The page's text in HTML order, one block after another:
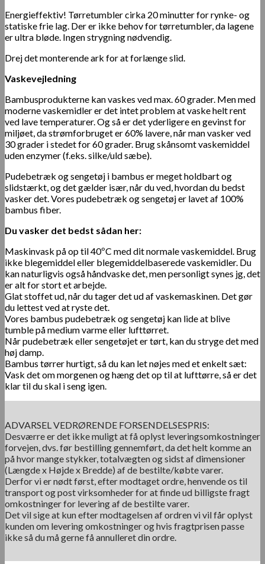
Energieffektiv! Tørretumbler cirka 20 minutter for rynke- og
statiske frie lag. Der er ikke behov for tørretumbler, da lagene
er ultra bløde. Ingen strygning nødvendig.
Drej det monterende ark for at forlænge slid.
Vaskevejledning
Bambusprodukterne kan vaskes ved max. 60 grader. Men med
moderne vaskemidler er det intet problem at vaske helt rent
ved lave temperaturer. Og så er det yderligere en gevinst for
miljøet, da strømforbruget er 60% lavere, når man vasker ved
30 grader i stedet for 60 grader. Brug skånsomt vaskemiddel
uden enzymer (f.eks. silke/uld sæbe).
Pudebetræk og sengetøj i bambus er meget holdbart og
slidstærkt, og det gælder især, når du ved, hvordan du bedst
vasker det. Vores pudebetræk og sengetøj er lavet af 100%
bambus fiber.
Du vasker det bedst sådan her:
Maskinvask på op til 40ºC med dit normale vaskemiddel. Brug
ikke blegemiddel eller blegemiddelbaserede vaskemidler. Du
kan naturligvis også håndvaske det, men personligt synes jg, det
er alt for stort et arbejde.
Glat stoffet ud, når du tager det ud af vaskemaskinen. Det gør
du lettest ved at ryste det.
Vores bambus pudebetræk og sengetøj kan lide at blive
tumble på medium varme eller lufttørret.
Når pudebetræk eller sengetøjet er tørt, kan du stryge det med
høj damp.
Bambus tørrer hurtigt, så du kan let nøjes med et enkelt sæt:
Vask det om morgenen og hæng det op til at lufttørre, så er det
klar til du skal i seng igen.
ADVARSEL VEDRØRENDE FORSENDELSESPRIS:
Desværre er det ikke muligt at få oplyst leveringsomkostninger
forvejen, dvs. før bestilling gennemført, da det helt komme an
på hvor mange stykker, totalvægten og sidst af dimensioner
(Længde x Højde x Bredde) af de bestilte/købte varer.
Derfor vi er nødt først, efter modtaget ordre, henvende os til
transport og post virksomheder for at finde ud billigste fragt
omkostninger for levering af de bestilte varer.
Det vil sige at kun efter modtagelsen af ordren vi vil får oplyst
kunden om levering omkostninger og hvis fragtprisen passe
ikke så du må gerne få annulleret din ordre.